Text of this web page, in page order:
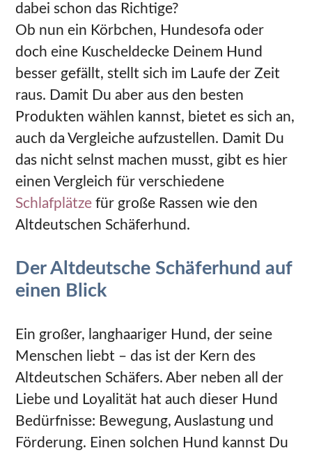
dabei schon das Richtige?
Ob nun ein Körbchen, Hundesofa oder
doch eine Kuscheldecke Deinem Hund
besser gefällt, stellt sich im Laufe der Zeit
raus. Damit Du aber aus den besten
Produkten wählen kannst, bietet es sich an,
auch da Vergleiche aufzustellen. Damit Du
das nicht selnst machen musst, gibt es hier
einen Vergleich für verschiedene
Schlafplätze für große Rassen wie den
Altdeutschen Schäferhund.
Der Altdeutsche Schäferhund auf
einen Blick
Ein großer, langhaariger Hund, der seine
Menschen liebt – das ist der Kern des
Altdeutschen Schäfers. Aber neben all der
Liebe und Loyalität hat auch dieser Hund
Bedürfnisse: Bewegung, Auslastung und
Förderung. Einen solchen Hund kannst Du